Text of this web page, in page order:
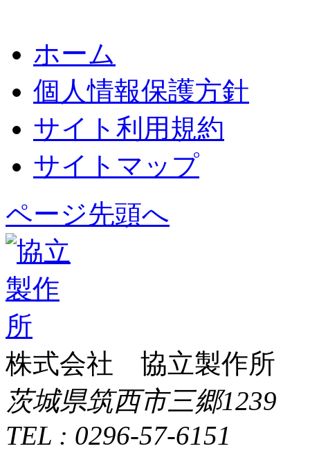
ホーム
個人情報保護方針
サイト利用規約
サイトマップ
ページ先頭へ
株式会社 協立製作所
茨城県筑西市三郷1239
TEL : 0296-57-6151